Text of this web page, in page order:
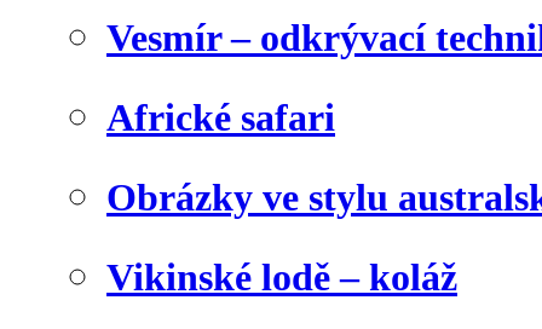
Vesmír – odkrývací
Africké safari
Obrázky ve stylu
Vikinské lodě – koláž